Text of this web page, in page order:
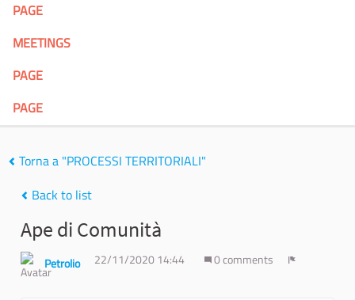
PAGE
MEETINGS
PAGE
PAGE
Torna a "PROCESSI TERRITORIALI"
Back to list
Ape di Comunità
Petrolio 22/11/2020 14:44 0 comments